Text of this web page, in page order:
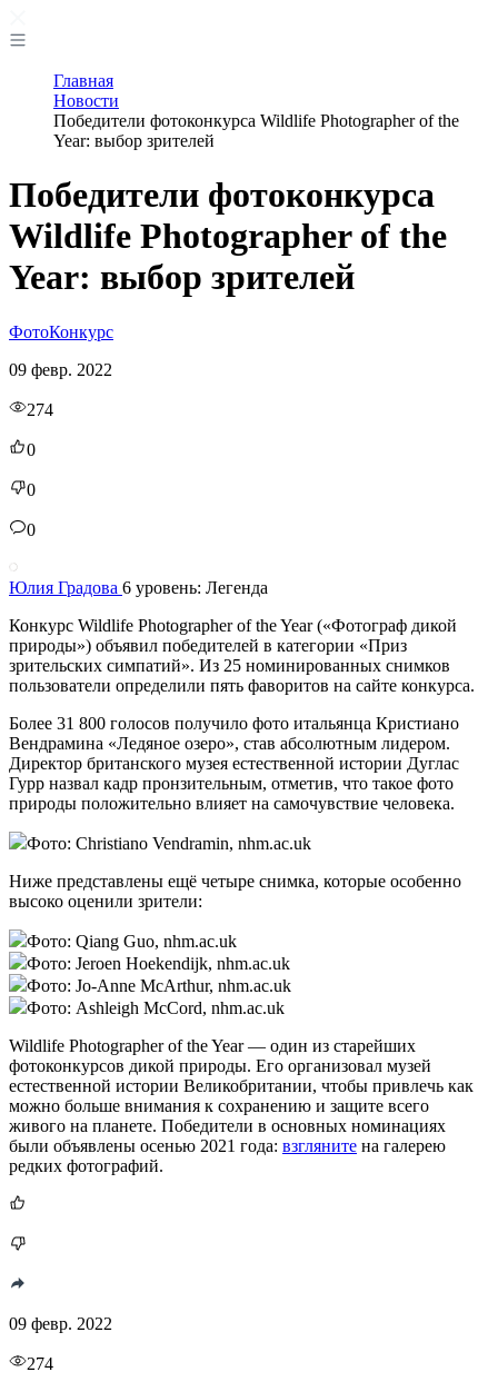
Главная
Новости
Победители фотоконкурса Wildlife Photographer of the
Year: выбор зрителей
Победители фотоконкурса
Wildlife Photographer of the
Year: выбор зрителей
ФотоКонкурс
09 февр. 2022
274
0
0
0
Юлия Градова 6 уровень: Легенда
Конкурс Wildlife Photographer of the Year («Фотограф дикой
природы») объявил победителей в категории «Приз
зрительских симпатий». Из 25 номинированных снимков
пользователи определили пять фаворитов на сайте конкурса.
Более 31 800 голосов получило фото итальянца Кристиано
Вендрамина «Ледяное озеро», став абсолютным лидером.
Директор британского музея естественной истории Дуглас
Гурр назвал кадр пронзительным, отметив, что такое фото
природы положительно влияет на самочувствие человека.
Фото: Christiano Vendramin, nhm.ac.uk
Ниже представлены ещё четыре снимка, которые особенно
высоко оценили зрители:
Фото: Qiang Guo, nhm.ac.uk
Фото: Jeroen Hoekendijk, nhm.ac.uk
Фото: Jo-Anne McArthur, nhm.ac.uk
Фото: Ashleigh McCord, nhm.ac.uk
Wildlife Photographer of the Year — один из старейших
фотоконкурсов дикой природы. Его организовал музей
естественной истории Великобритании, чтобы привлечь как
можно больше внимания к сохранению и защите всего
живого на планете. Победители в основных номинациях
были объявлены осенью 2021 года: взгляните на галерею
редких фотографий.
09 февр. 2022
274